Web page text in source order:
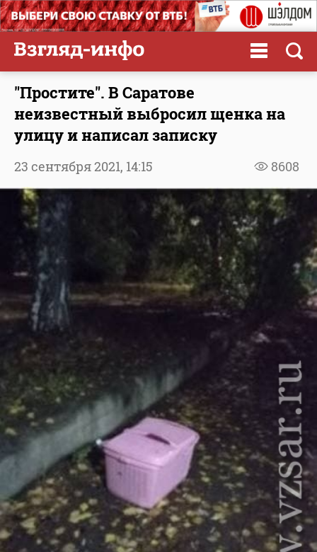
"Простите". В Саратове
неизвестный выбросил щенка на
улицу и написал записку
8608
23 сентября 2021, 14:15